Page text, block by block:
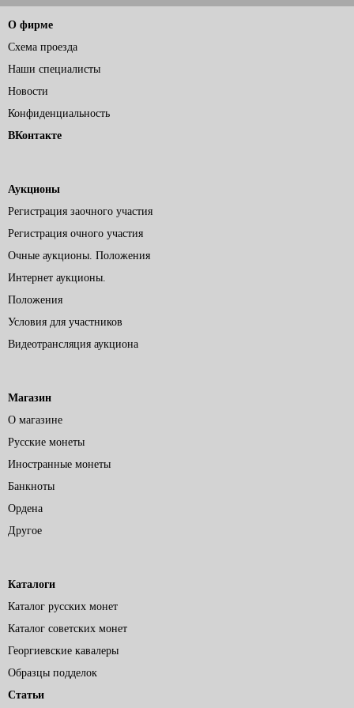
О фирме
Схема проезда
Наши специалисты
Новости
Конфиденциальность
ВКонтакте
Аукционы
Регистрация заочного участия
Регистрация очного участия
Очные аукционы. Положения
Интернет аукционы.
Положения
Условия для участников
Видеотрансляция аукциона
Магазин
О магазине
Русские монеты
Иностранные монеты
Банкноты
Ордена
Другое
Каталоги
Каталог русских монет
Каталог советских монет
Георгиевские кавалеры
Образцы подделок
Статьи